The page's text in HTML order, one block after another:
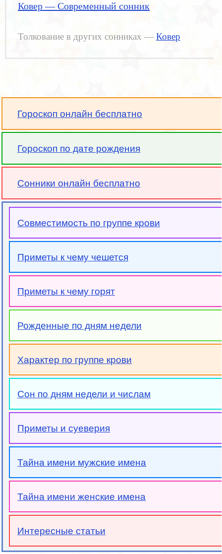
Ковер — Современный сонник
Толкование в других сонниках — Ковер
Гороскоп онлайн бесплатно
Гороскоп по дате рождения
Сонники онлайн бесплатно
Совместимость по группе крови
Приметы к чему чешется
Приметы к чему горят
Рожденные по дням недели
Характер по группе крови
Сон по дням недели и числам
Приметы и суеверия
Тайна имени мужские имена
Тайна имени женские имена
Интересные статьи